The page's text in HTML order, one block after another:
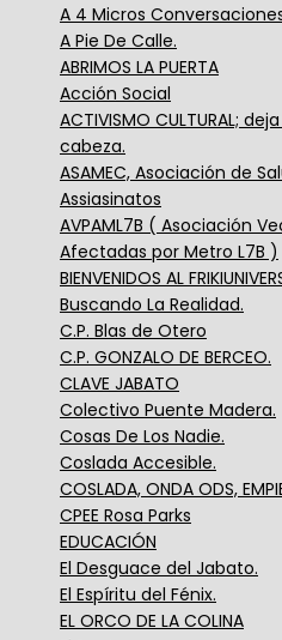
A 4 Micros
A Pie De Calle.
ABRIMOS LA PUERTA
Acción Social
ACTIVISMO CULTURAL;
cabeza.
ASAMEC, Asociación de
Assiasinatos
AVPAML7B ( Asociación
Afectadas por Metro L7B )
BIENVENIDOS AL
Buscando La Realidad.
C.P. Blas de Otero
C.P. GONZALO DE BERCEO.
CLAVE JABATO
Colectivo Puente Madera.
Cosas De Los Nadie.
Coslada Accesible.
COSLADA, ONDA ODS,
CPEE Rosa Parks
EDUCACIÓN
El Desguace del Jabato.
El Espíritu del Fénix.
EL ORCO DE LA COLINA